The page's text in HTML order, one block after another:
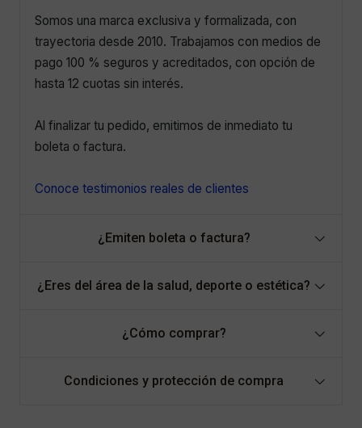
Somos una marca exclusiva y formalizada, con
trayectoria desde 2010. Trabajamos con medios de
pago 100 % seguros y acreditados, con opción de
hasta 12 cuotas sin interés.
Al finalizar tu pedido, emitimos de inmediato tu
boleta o factura.
Conoce testimonios reales de clientes
¿Emiten boleta o factura?
¿Eres del área de la salud, deporte o estética?
¿Cómo comprar?
Condiciones y protección de compra